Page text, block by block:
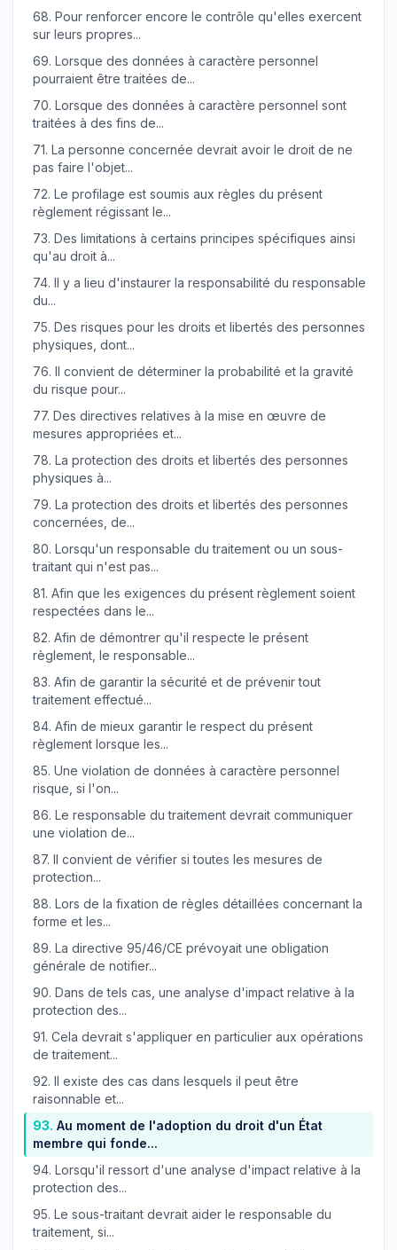
68. Pour renforcer encore le contrôle qu'elles exercent
sur leurs propres...
69. Lorsque des données à caractère personnel
pourraient être traitées de...
70. Lorsque des données à caractère personnel sont
traitées à des fins de...
71. La personne concernée devrait avoir le droit de ne
pas faire l'objet...
72. Le profilage est soumis aux règles du présent
règlement régissant le...
73. Des limitations à certains principes spécifiques ainsi
qu'au droit à...
74. Il y a lieu d'instaurer la responsabilité du responsable
du...
75. Des risques pour les droits et libertés des personnes
physiques, dont...
76. Il convient de déterminer la probabilité et la gravité
du risque pour...
77. Des directives relatives à la mise en œuvre de
mesures appropriées et...
78. La protection des droits et libertés des personnes
physiques à...
79. La protection des droits et libertés des personnes
concernées, de...
80. Lorsqu'un responsable du traitement ou un sous-
traitant qui n'est pas...
81. Afin que les exigences du présent règlement soient
respectées dans le...
82. Afin de démontrer qu'il respecte le présent
règlement, le responsable...
83. Afin de garantir la sécurité et de prévenir tout
traitement effectué...
84. Afin de mieux garantir le respect du présent
règlement lorsque les...
85. Une violation de données à caractère personnel
risque, si l'on...
86. Le responsable du traitement devrait communiquer
une violation de...
87. Il convient de vérifier si toutes les mesures de
protection...
88. Lors de la fixation de règles détaillées concernant la
forme et les...
89. La directive 95/46/CE prévoyait une obligation
générale de notifier...
90. Dans de tels cas, une analyse d'impact relative à la
protection des...
91. Cela devrait s'appliquer en particulier aux opérations
de traitement...
92. Il existe des cas dans lesquels il peut être
raisonnable et...
93. Au moment de l'adoption du droit d'un État
membre qui fonde...
94. Lorsqu'il ressort d'une analyse d'impact relative à la
protection des...
95. Le sous-traitant devrait aider le responsable du
traitement, si...